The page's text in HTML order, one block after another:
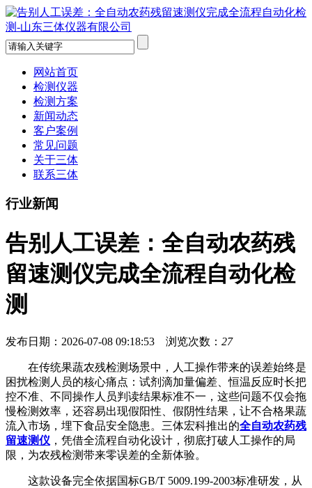
网站首页
检测仪器
检测方案
新闻动态
客户案例
常见问题
关于三体
联系三体
行业新闻
告别人工误差：全自动农药残
留速测仪完成全流程自动化检
测
发布日期：2026-07-08 09:18:53 浏览次数： 27
在传统果蔬农残检测场景中，人工操作带来的误差始终是
困扰检测人员的核心痛点：试剂滴加量偏差、恒温反应时长把
控不准、不同操作人员判读结果标准不一，这些问题不仅会拖
慢检测效率，还容易出现假阳性、假阴性结果，让不合格果蔬
流入市场，埋下食品安全隐患。三体宏科推出的全自动农药残
留速测仪 ，凭借全流程自动化设计，彻底打破人工操作的局
限，为农残检测带来零误差的全新体验。
这款设备完全依据国标GB/T 5009.199-2003标准研发，从